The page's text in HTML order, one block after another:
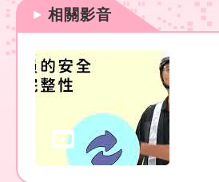
市
臺
聯
相關影音